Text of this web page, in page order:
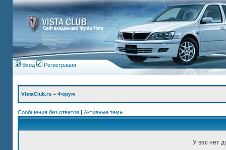
Вход Регистрация
VistaClub.ru » Форум
Сообщения без ответов | Активные темы
У вас нет